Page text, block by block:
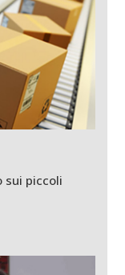
sui piccoli